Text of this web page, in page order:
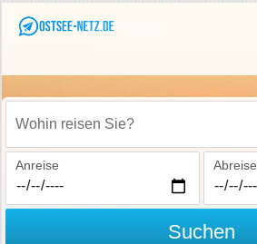
Wohin reisen Sie?
Anreise Abreise
Suchen